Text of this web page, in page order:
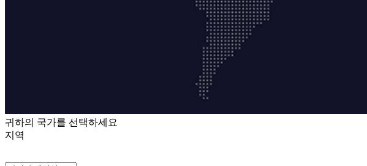
귀하의 국가를 선택하세요
지역